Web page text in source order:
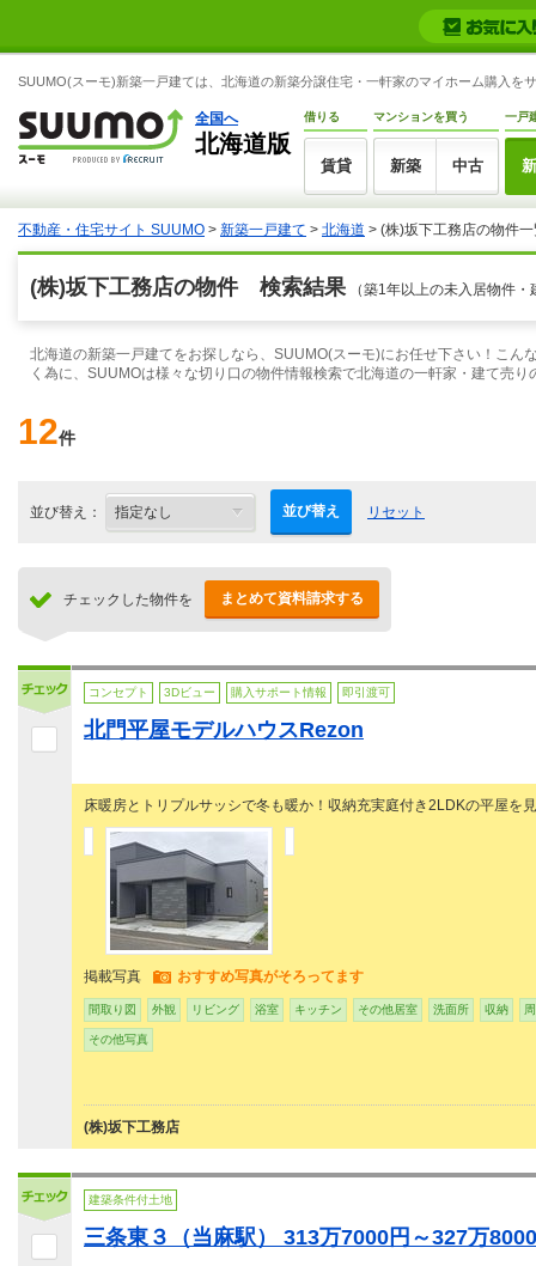
SUUMO(スーモ)新築一戸建ては、北海道の新築分譲住宅・一軒家のマイホーム購入を
全国へ
北海道版
借りる
賃貸
マンションを買う
新築 中古
一戸
不動産・住宅サイト SUUMO > 新築一戸建て > 北海道 > (株)坂下工務店の物件
(株)坂下工務店の物件 検索結果 （築1年以上の未入居物件
北海道の新築一戸建てをお探しなら、SUUMO(スーモ)にお任せ下さい！こ
く為に、SUUMOは様々な切り口の物件情報検索で北海道の一軒家・建て売
12件
並び替え： 並び替え リセット
チェックした物件を まとめて資料請求する
コンセプト 3Dビュー 購入サポート情報 即引渡可
北門平屋モデルハウスRezon
床暖房とトリプルサッシで冬も暖か！収納充実庭付き2LDKの平屋を
掲載写真 おすすめ写真がそろってます
間取り図 外観 リビング 浴室 キッチン その他居室 洗面所 収納
その他写真
(株)坂下工務店
建築条件付土地
三条東３（当麻駅） 313万7000円～327万